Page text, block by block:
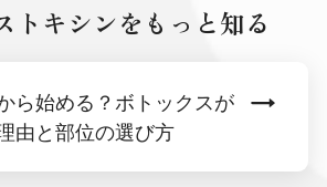
トキシンをもっと知る
ら始める？ボトックスが
由と部位の選び方